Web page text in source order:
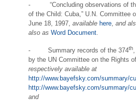
- “Concluding observations of the
of the Child: Cuba,” U.N. Committee
June 18, 1997, available here and
also as Word Document
- Summary records of the 374th
by the UN Committee on the Rights
respectively available at
http://www.bayefsky.com/summary/
http://www.bayefsky.com/summary/
and